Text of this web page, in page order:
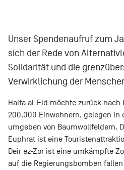
Unser Spendenaufruf zum
sich der Rede von
Solidarität und die
Verwirklichung der
Haifa al-Eid möchte zurück nach
200.000 Einwohnern, gelegen in
umgeben von Baumwollfeldern.
Euphrat ist eine
Deir ez-Zor ist eine umkämpfte
auf die Regierungsbomben